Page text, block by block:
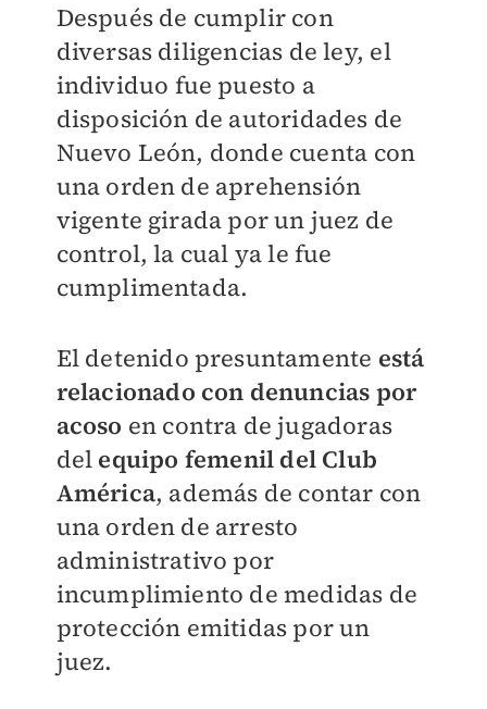
Después de cumplir con
diversas diligencias de ley, el
individuo fue puesto a
disposición de autoridades de
Nuevo León, donde cuenta con
una orden de aprehensión
vigente girada por un juez de
control, la cual ya le fue
cumplimentada.
El detenido presuntamente está
relacionado con denuncias por
acoso en contra de jugadoras
del equipo femenil del Club
América, además de contar con
una orden de arresto
administrativo por
incumplimiento de medidas de
protección emitidas por un
juez.